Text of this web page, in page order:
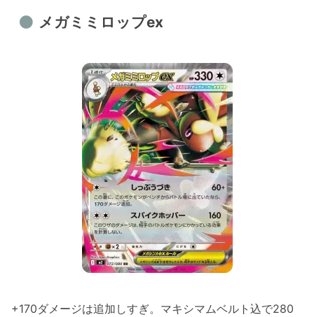
メガミミロップex
+170ダメージは追加しすぎ。マキシマムベルト込で280